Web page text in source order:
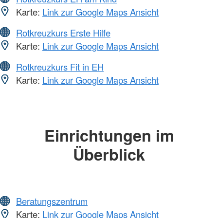
Karte: Link zur Google Maps Ansicht
Rotkreuzkurs Erste Hilfe
Karte: Link zur Google Maps Ansicht
Rotkreuzkurs Fit in EH
Karte: Link zur Google Maps Ansicht
Einrichtungen im
Überblick
Beratungszentrum
Karte: Link zur Google Maps Ansicht